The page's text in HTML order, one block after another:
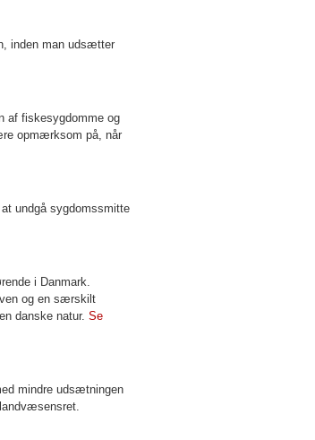
inden man udsætter
af fiskesygdomme og
opmærksom på, når
undgå sygdomssmitte
i Danmark.
og en særskilt
danske natur. Se
mindre udsætningen